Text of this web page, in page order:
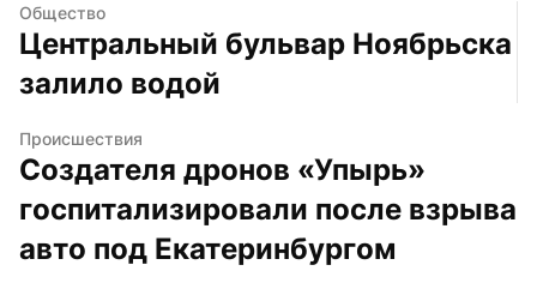
Общество
Центральный бульвар Ноябрьска
залило водой
Происшествия
Создателя дронов «Упырь»
госпитализировали после взрыва
авто под Екатеринбургом